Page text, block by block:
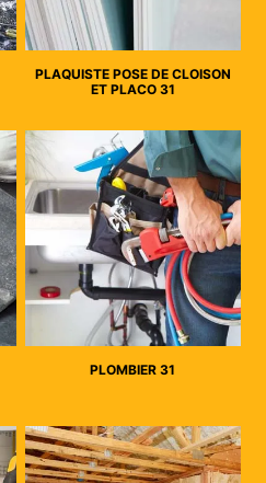
PLAQUISTE POSE DE CLOISON
ET PLACO 31
PLOMBIER 31